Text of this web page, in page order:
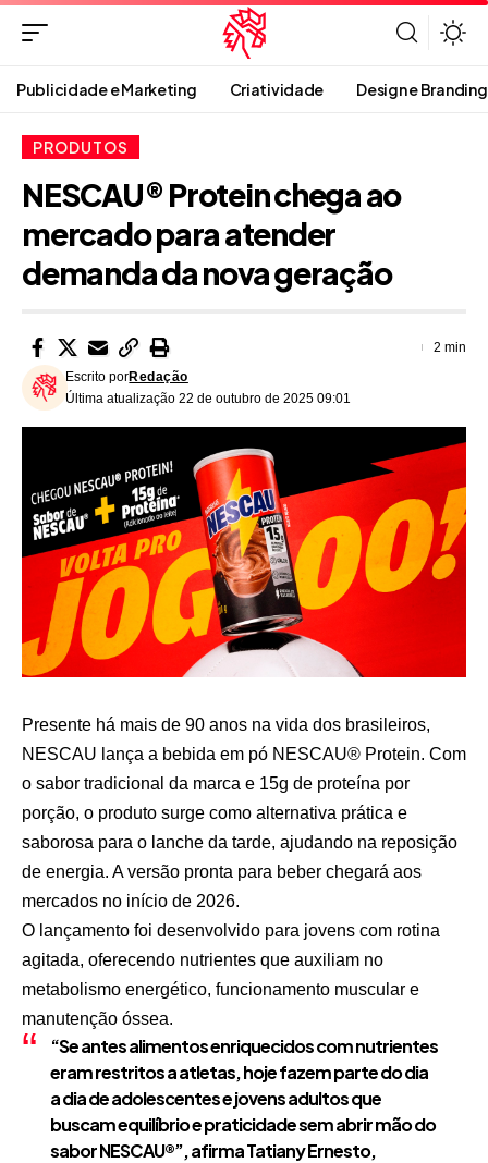
Publicidade e Marketing Criatividade Design e Branding
PRODUTOS
NESCAU® Protein chega ao
mercado para atender
demanda da nova geração
Última atualização 22 de outubro de 2025 09:01
Escrito porRedação
2 min
Presente há mais de 90 anos na vida dos brasileiros,
NESCAU lança a bebida em pó NESCAU® Protein. Com
o sabor tradicional da marca e 15g de proteína por
porção, o produto surge como alternativa prática e
saborosa para o lanche da tarde, ajudando na reposição
de energia. A versão pronta para beber chegará aos
mercados no início de 2026.
O lançamento foi desenvolvido para jovens com rotina
agitada, oferecendo nutrientes que auxiliam no
metabolismo energético, funcionamento muscular e
manutenção óssea.
“Se antes alimentos enriquecidos com nutrientes
eram restritos a atletas, hoje fazem parte do dia
a dia de adolescentes e jovens adultos que
buscam equilíbrio e praticidade sem abrir mão do
sabor NESCAU®”, afirma Tatiany Ernesto,